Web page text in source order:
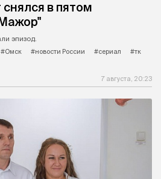
в пятом
эпизод.
#Омск #новости России #сериал #тк
7 августа, 20:23